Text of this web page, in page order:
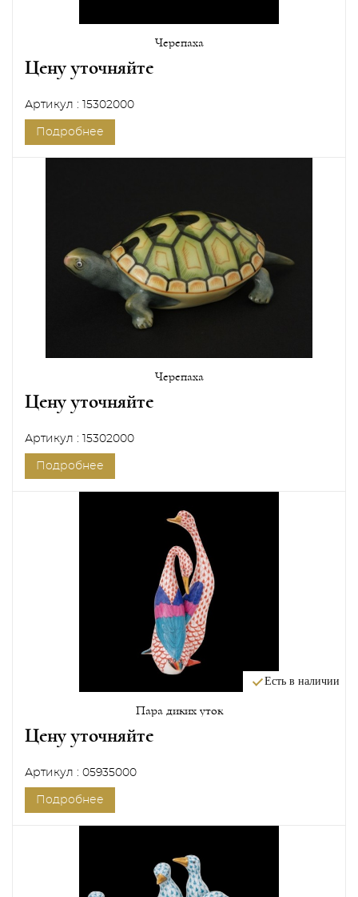
Черепаха
Цену уточняйте
Артикул : 15302000
Подробнее
Черепаха
Цену уточняйте
Артикул : 15302000
Подробнее
Есть в наличии
Пара диких уток
Цену уточняйте
Артикул : 05935000
Подробнее